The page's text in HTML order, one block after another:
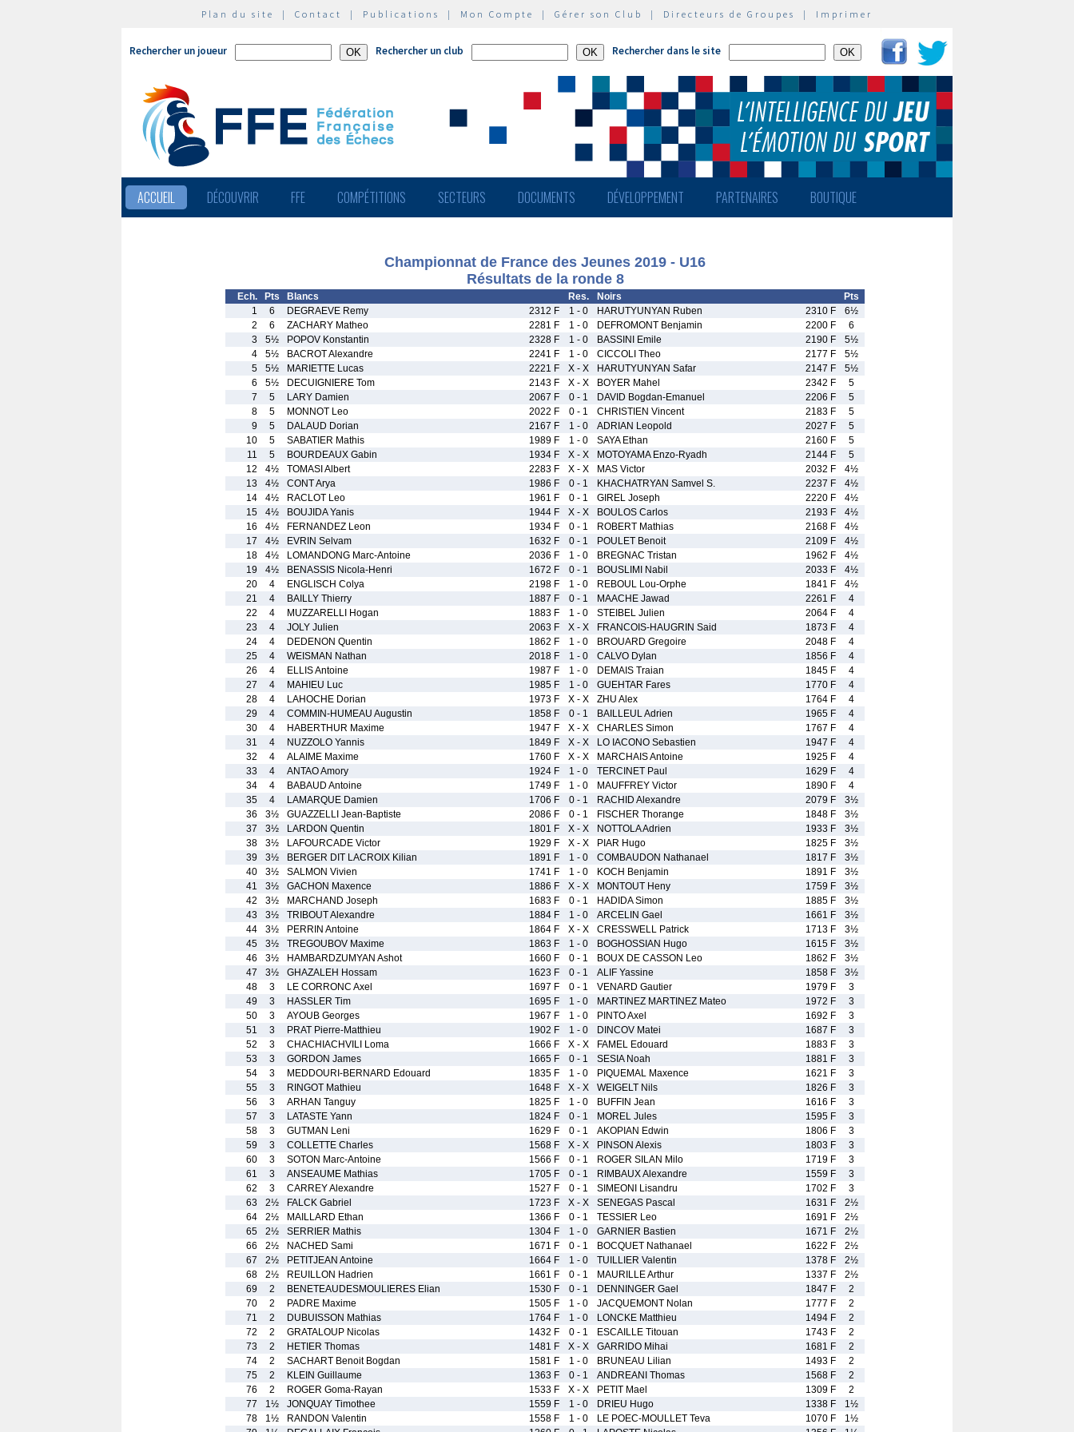
Plan du site | Contact | Publications | Mon Compte | Gérer son Club | Directeurs de Groupes | Imprimer
Rechercher un joueur Rechercher un club Rechercher dans le site
ACCUEIL DÉCOUVRIR FFE COMPÉTITIONS SECTEURS DOCUMENTS DÉVELOPPEMENT PARTENAIRES BOUTIQUE
Championnat de France des Jeunes 2019 - U16
Résultats de la ronde 8
Ech. Pts Blancs Res. Noirs
Pts
1
6 DEGRAEVE Remy 2312 F 1 - 0 HARUTYUNYAN Ruben 2310 F
6½
2
6 ZACHARY Matheo 2281 F 1 - 0 DEFROMONT Benjamin 2200 F
6
3
5½ POPOV Konstantin 2328 F 1 - 0 BASSINI Emile 2190 F
5½
4
5½ BACROT Alexandre 2241 F 1 - 0 CICCOLI Theo 2177 F
5½
5
5½ MARIETTE Lucas 2221 F X - X HARUTYUNYAN Safar 2147 F
5½
6
5½ DECUIGNIERE Tom 2143 F X - X BOYER Mahel 2342 F
5
7
5 LARY Damien 2067 F 0 - 1 DAVID Bogdan-Emanuel 2206 F
5
8
5 MONNOT Leo 2022 F 0 - 1 CHRISTIEN Vincent 2183 F
5
9
5 DALAUD Dorian 2167 F 1 - 0 ADRIAN Leopold 2027 F
5
10
5 SABATIER Mathis 1989 F 1 - 0 SAYA Ethan 2160 F
5
11
5 BOURDEAUX Gabin 1934 F X - X MOTOYAMA Enzo-Ryadh 2144 F
5
12
4½ TOMASI Albert 2283 F X - X MAS Victor 2032 F
4½
13
4½ CONT Arya 1986 F 0 - 1 KHACHATRYAN Samvel S. 2237 F
4½
14
4½ RACLOT Leo 1961 F 0 - 1 GIREL Joseph 2220 F
4½
15
4½ BOUJIDA Yanis 1944 F X - X BOULOS Carlos 2193 F
4½
16
4½ FERNANDEZ Leon 1934 F 0 - 1 ROBERT Mathias 2168 F
4½
17
4½ EVRIN Selvam 1632 F 0 - 1 POULET Benoit 2109 F
4½
18
4½ LOMANDONG Marc-Antoine 2036 F 1 - 0 BREGNAC Tristan 1962 F
4½
19
4½ BENASSIS Nicola-Henri 1672 F 0 - 1 BOUSLIMI Nabil 2033 F
4½
20
4 ENGLISCH Colya 2198 F 1 - 0 REBOUL Lou-Orphe 1841 F
4½
21
4 BAILLY Thierry 1887 F 0 - 1 MAACHE Jawad 2261 F
4
22
4 MUZZARELLI Hogan 1883 F 1 - 0 STEIBEL Julien 2064 F
4
23
4 JOLY Julien 2063 F X - X FRANCOIS-HAUGRIN Said 1873 F
4
24
4 DEDENON Quentin 1862 F 1 - 0 BROUARD Gregoire 2048 F
4
25
4 WEISMAN Nathan 2018 F 1 - 0 CALVO Dylan 1856 F
4
26
4 ELLIS Antoine 1987 F 1 - 0 DEMAIS Traian 1845 F
4
27
4 MAHIEU Luc 1985 F 1 - 0 GUEHTAR Fares 1770 F
4
28
4 LAHOCHE Dorian 1973 F X - X ZHU Alex 1764 F
4
29
4 COMMIN-HUMEAU Augustin 1858 F 0 - 1 BAILLEUL Adrien 1965 F
4
30
4 HABERTHUR Maxime 1947 F X - X CHARLES Simon 1767 F
4
31
4 NUZZOLO Yannis 1849 F X - X LO IACONO Sebastien 1947 F
4
32
4 ALAIME Maxime 1760 F X - X MARCHAIS Antoine 1925 F
4
33
4 ANTAO Amory 1924 F 1 - 0 TERCINET Paul 1629 F
4
34
4 BABAUD Antoine 1749 F 1 - 0 MAUFFREY Victor 1890 F
4
35
4 LAMARQUE Damien 1706 F 0 - 1 RACHID Alexandre 2079 F
3½
36
3½ GUAZZELLI Jean-Baptiste 2086 F 0 - 1 FISCHER Thorange 1848 F
3½
37
3½ LARDON Quentin 1801 F X - X NOTTOLA Adrien 1933 F
3½
38
3½ LAFOURCADE Victor 1929 F X - X PIAR Hugo 1825 F
3½
39
3½ BERGER DIT LACROIX Kilian 1891 F 1 - 0 COMBAUDON Nathanael 1817 F
3½
40
3½ SALMON Vivien 1741 F 1 - 0 KOCH Benjamin 1891 F
3½
41
3½ GACHON Maxence 1886 F X - X MONTOUT Heny 1759 F
3½
42
3½ MARCHAND Joseph 1683 F 0 - 1 HADIDA Simon 1885 F
3½
43
3½ TRIBOUT Alexandre 1884 F 1 - 0 ARCELIN Gael 1661 F
3½
44
3½ PERRIN Antoine 1864 F X - X CRESSWELL Patrick 1713 F
3½
45
3½ TREGOUBOV Maxime 1863 F 1 - 0 BOGHOSSIAN Hugo 1615 F
3½
46
3½ HAMBARDZUMYAN Ashot 1660 F 0 - 1 BOUX DE CASSON Leo 1862 F
3½
47
3½ GHAZALEH Hossam 1623 F 0 - 1 ALIF Yassine 1858 F
3½
48
3 LE CORRONC Axel 1697 F 0 - 1 VENARD Gautier 1979 F
3
49
3 HASSLER Tim 1695 F 1 - 0 MARTINEZ MARTINEZ Mateo 1972 F
3
50
3 AYOUB Georges 1967 F 1 - 0 PINTO Axel 1692 F
3
51
3 PRAT Pierre-Matthieu 1902 F 1 - 0 DINCOV Matei 1687 F
3
52
3 CHACHIACHVILI Loma 1666 F X - X FAMEL Edouard 1883 F
3
53
3 GORDON James 1665 F 0 - 1 SESIA Noah 1881 F
3
54
3 MEDDOURI-BERNARD Edouard 1835 F 1 - 0 PIQUEMAL Maxence 1621 F
3
55
3 RINGOT Mathieu 1648 F X - X WEIGELT Nils 1826 F
3
56
3 ARHAN Tanguy 1825 F 1 - 0 BUFFIN Jean 1616 F
3
57
3 LATASTE Yann 1824 F 0 - 1 MOREL Jules 1595 F
3
58
3 GUTMAN Leni 1629 F 0 - 1 AKOPIAN Edwin 1806 F
3
59
3 COLLETTE Charles 1568 F X - X PINSON Alexis 1803 F
3
60
3 SOTON Marc-Antoine 1566 F 0 - 1 ROGER SILAN Milo 1719 F
3
61
3 ANSEAUME Mathias 1705 F 0 - 1 RIMBAUX Alexandre 1559 F
3
62
3 CARREY Alexandre 1527 F 0 - 1 SIMEONI Lisandru 1702 F
3
63
2½ FALCK Gabriel 1723 F X - X SENEGAS Pascal 1631 F
2½
64
2½ MAILLARD Ethan 1366 F 0 - 1 TESSIER Leo 1691 F
2½
65
2½ SERRIER Mathis 1304 F 1 - 0 GARNIER Bastien 1671 F
2½
66
2½ NACHED Sami 1671 F 0 - 1 BOCQUET Nathanael 1622 F
2½
67
2½ PETITJEAN Antoine 1664 F 1 - 0 TUILLIER Valentin 1378 F
2½
68
2½ REUILLON Hadrien 1661 F 0 - 1 MAURILLE Arthur 1337 F
2½
69
2 BENETEAUDESMOULIERES Elian 1530 F 0 - 1 DENNINGER Gael 1847 F
2
70
2 PADRE Maxime 1505 F 1 - 0 JACQUEMONT Nolan 1777 F
2
71
2 DUBUISSON Mathias 1764 F 1 - 0 LONCKE Matthieu 1494 F
2
72
2 GRATALOUP Nicolas 1432 F 0 - 1 ESCAILLE Titouan 1743 F
2
73
2 HETIER Thomas 1481 F X - X GARRIDO Mihai 1681 F
2
74
2 SACHART Benoit Bogdan 1581 F 1 - 0 BRUNEAU Lilian 1493 F
2
75
2 KLEIN Guillaume 1363 F 0 - 1 ANDREANI Thomas 1568 F
2
76
2 ROGER Goma-Rayan 1533 F X - X PETIT Mael 1309 F
2
77
1½ JONQUAY Timothee 1559 F 1 - 0 DRIEU Hugo 1338 F
1½
78
1½ RANDON Valentin 1558 F 1 - 0 LE POEC-MOULLET Teva 1070 F
1½